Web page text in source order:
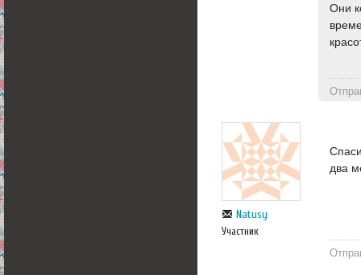
Они
Natusy
Участник
два